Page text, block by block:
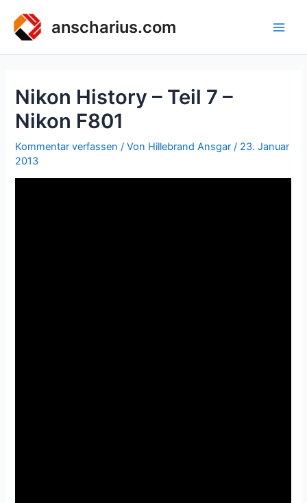
Inhalt
springen
anscharius.com
Nikon History – Teil 7 –
Nikon F801
Kommentar verfassen / Von Hillebrand Ansgar / 23. Januar
2013